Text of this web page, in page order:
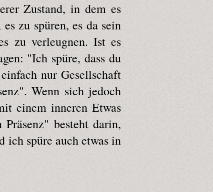
Zustand, in dem es
zu spüren, es da sein
zu verleugnen. Ist es
"Ich spüre, dass du
nur Gesellschaft
Wenn sich jedoch
einem inneren Etwas
besteht darin,
ich spüre auch etwas in